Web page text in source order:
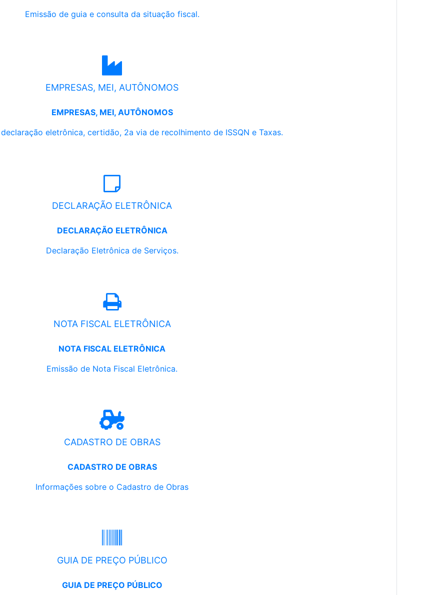
Emissão de guia e consulta da situação fiscal.
EMPRESAS, MEI, AUTÔNOMOS
EMPRESAS, MEI, AUTÔNOMOS
eletrônica, certidão, 2a via de recolhimento de ISSQN e Taxas.
DECLARAÇÃO ELETRÔNICA
DECLARAÇÃO ELETRÔNICA
Declaração Eletrônica de Serviços.
NOTA FISCAL ELETRÔNICA
NOTA FISCAL ELETRÔNICA
Emissão de Nota Fiscal Eletrônica.
CADASTRO DE OBRAS
CADASTRO DE OBRAS
Informações sobre o Cadastro de Obras
GUIA DE PREÇO PÚBLICO
GUIA DE PREÇO PÚBLICO